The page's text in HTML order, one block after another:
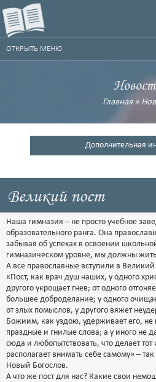
ОТКРЫТЬ МЕНЮ
Главная»
Дополнительная
Великий пост
Наша гимназия – не просто учебное
образовательного ранга. Она
забывая об успехах в освоении
гимназическом уровне, мы должны
А все православные вступили в Великий
«Пост, как врач душ наших, у одного
другого укрощает гнев; от одного
большее доброделание; у одного
от злых помыслов, у другого вяжет
Божиим, как уздою, удерживает его, не
праздные и гнилые слова; а у иного не
сюда и любопытствовать, что делает тот
располагает внимать себе самому» –
Новый Богослов.
А что же пост для нас? Какие свои